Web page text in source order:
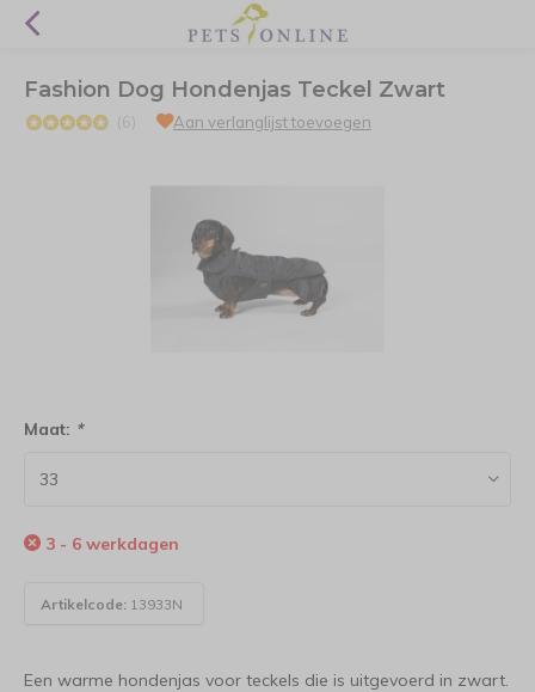
Fashion Dog Hondenjas Teckel Zwart
(6) Aan verlanglijst toevoegen
Maat: *
3 - 6 werkdagen
Artikelcode: 13933N
Een warme hondenjas voor teckels die is uitgevoerd in zwart.